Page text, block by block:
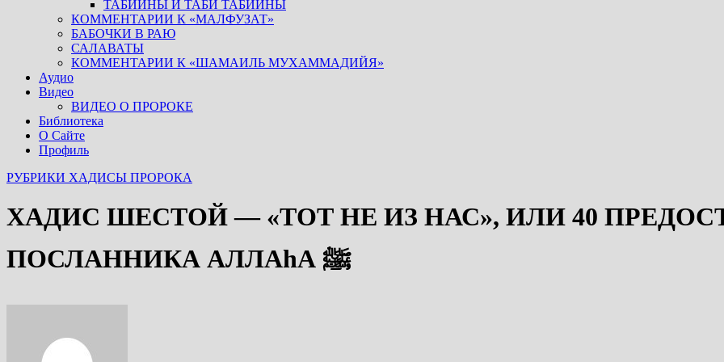
ТАБИИНЫ И ТАБИ ТАБИИНЫ
КОММЕНТАРИИ К «МАЛФУЗАТ»
БАБОЧКИ В РАЮ
САЛАВАТЫ
КОММЕНТАРИИ К «ШАМАИЛЬ МУХАММАДИЙЯ»
Аудио
Видео
ВИДЕО О ПРОРОКЕ
Библиотека
О Сайте
Профиль
РУБРИКИ ХАДИСЫ ПРОРОКА
ХАДИС ШЕСТОЙ — «ТОТ НЕ ИЗ НАС», ИЛИ 40
ПОСЛАННИКА АЛЛАhА ﷺ